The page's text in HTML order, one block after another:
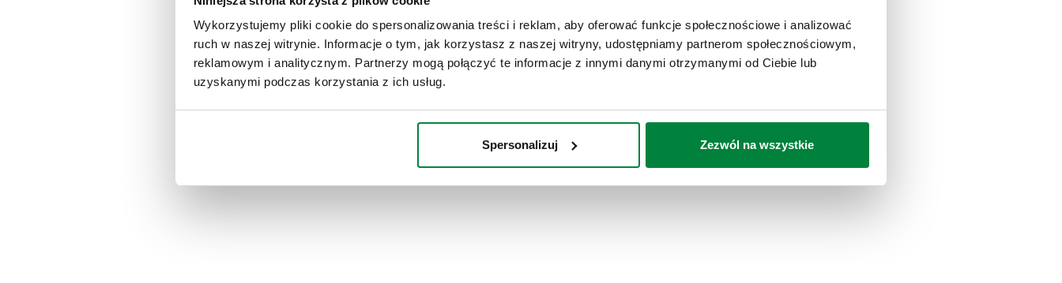
Wykorzystujemy pliki cookie do spersonalizowania treści i reklam, aby oferować funkcje społecznościowe i analizować
ruch w naszej witrynie. Informacje o tym, jak korzystasz z naszej witryny, udostępniamy partnerom społecznościowym,
reklamowym i analitycznym. Partnerzy mogą połączyć te informacje z innymi danymi otrzymanymi od Ciebie lub
uzyskanymi podczas korzystania z ich usług.
Spersonalizuj Zezwól na wszystkie